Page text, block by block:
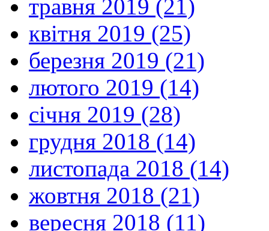
травня 2019 (21)
квітня 2019 (25)
березня 2019 (21)
лютого 2019 (14)
січня 2019 (28)
грудня 2018 (14)
листопада 2018 (14)
жовтня 2018 (21)
вересня 2018 (11)